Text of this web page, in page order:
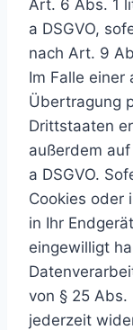
Art. 6 Abs. 1
a DSGVO,
nach Art. 9
Im Falle einer
Übertragung
Drittstaaten
außerdem
a DSGVO.
Cookies oder
in Ihr
eingewilligt
von § 25 Abs.
jederzeit